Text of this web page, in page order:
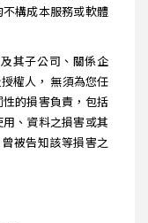
構成本服務或軟體
其子公司、關係企
權人， 無須為您任
的損害負責，包括
、資料之損害或其
被告知該等損害之